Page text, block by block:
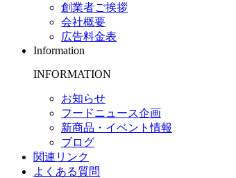
創業者ご挨拶
会社概要
広告料金表
Information
INFORMATION
お知らせ
フードニュース企画
新商品・イベント情報
ブログ
関連リンク
よくある質問